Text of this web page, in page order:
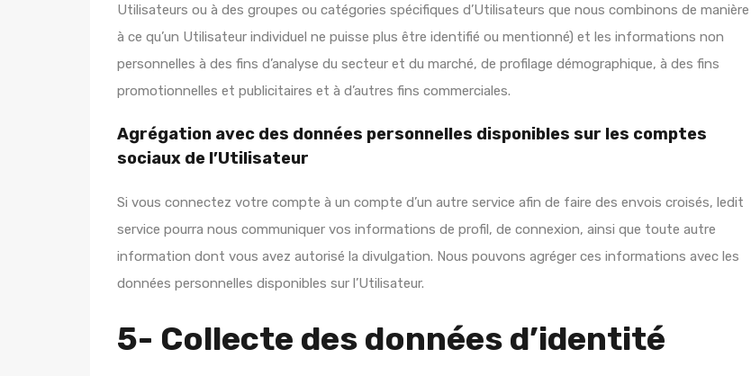
Utilisateurs ou à des groupes ou catégories spécifiques d’Utilisateurs que nous combinons de manière
à ce qu’un Utilisateur individuel ne puisse plus être identifié ou mentionné) et les informations non
personnelles à des fins d’analyse du secteur et du marché, de profilage démographique, à des fins
promotionnelles et publicitaires et à d’autres fins commerciales.
Agrégation avec des données personnelles disponibles sur les comptes
sociaux de l’Utilisateur
Si vous connectez votre compte à un compte d’un autre service afin de faire des envois croisés, ledit
service pourra nous communiquer vos informations de profil, de connexion, ainsi que toute autre
information dont vous avez autorisé la divulgation. Nous pouvons agréger ces informations avec les
données personnelles disponibles sur l’Utilisateur.
5- Collecte des données d’identité